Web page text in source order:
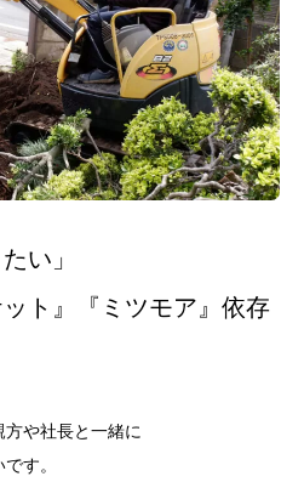
い」
ット』『ミツモア』依存
方や社長と一緒に
す。